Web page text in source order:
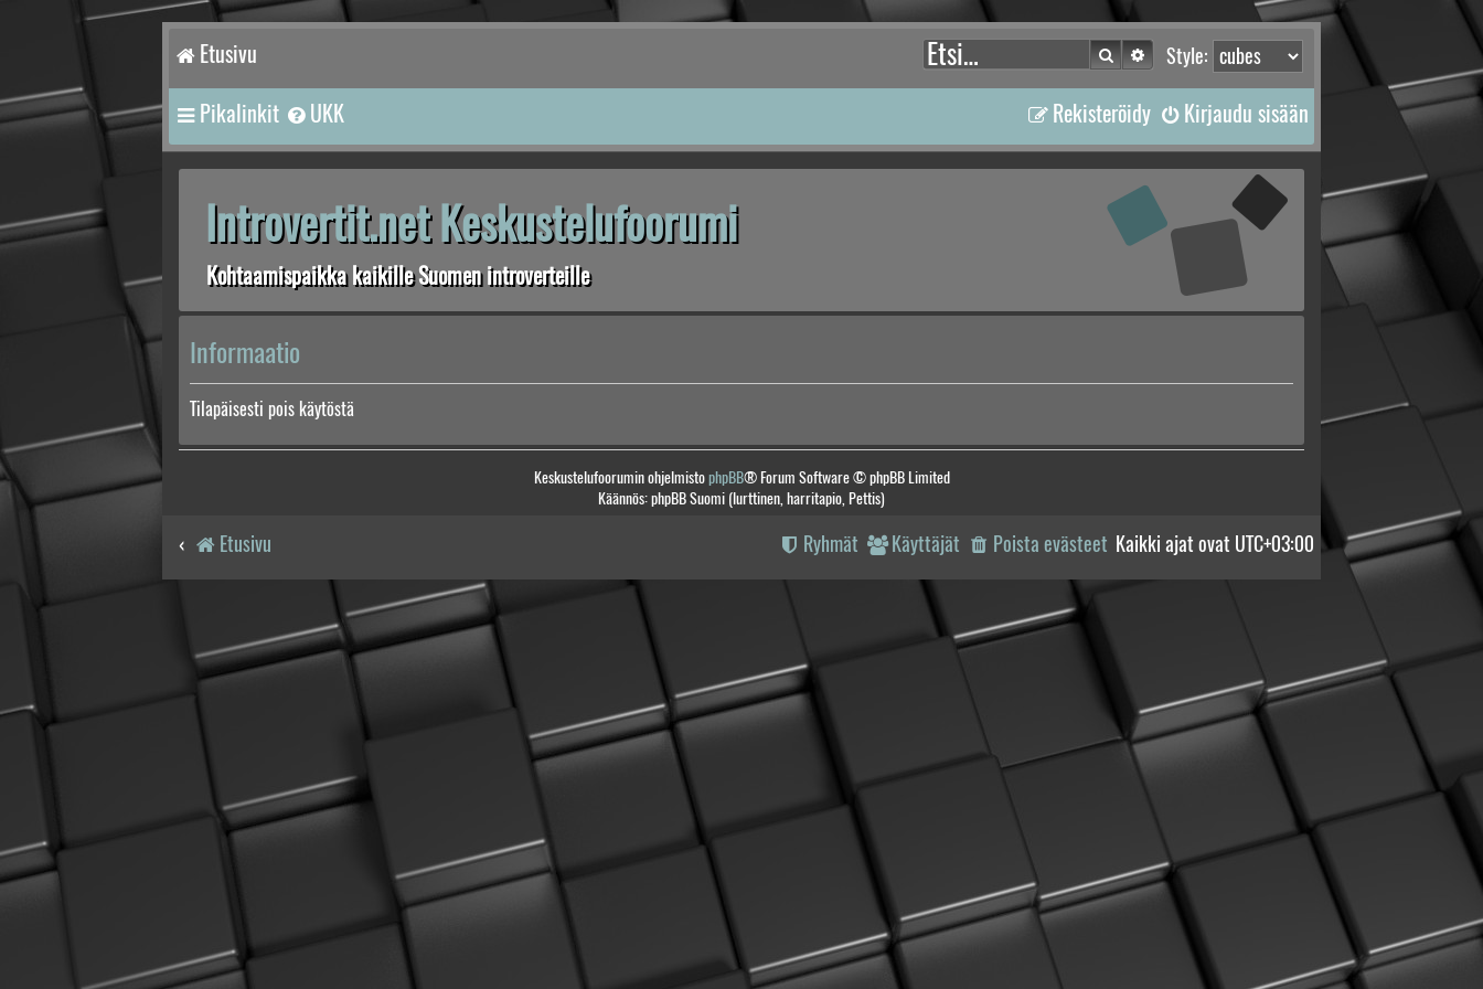
Etusivu Style:
Etsi Tarkennettu haku
Pikalinkit UKK Kirjaudu sisään
Rekisteröidy
Introvertit.net Keskustelufoorumi
Kohtaamispaikka kaikille Suomen introverteille
Informaatio
Tilapäisesti pois käytöstä
Keskustelufoorumin ohjelmistophpBB® Forum Software © phpBB Limited
Käännös: phpBB Suomi (lurttinen, harritapio, Pettis)
Etusivu Kaikki ajat ovat UTC+03:00
Poista evästeet
Käyttäjät
Ryhmät